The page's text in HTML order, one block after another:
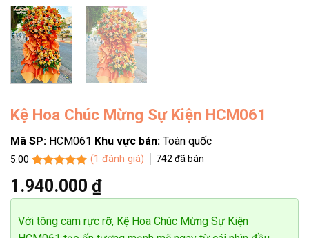
Kệ Hoa Chúc Mừng Sự Kiện HCM061
Mã SP: HCM061 Khu vực bán: Toàn quốc
5.00
5.00 trên 5
dựa trên
đánh giá
(1 đánh giá) 742đã bán
1.940.000 ₫
Với tông cam rực rỡ, Kệ Hoa Chúc Mừng Sự Kiện